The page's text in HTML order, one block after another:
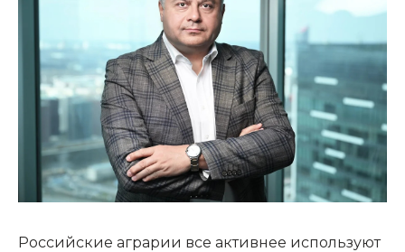
Российские аграрии все активнее используют